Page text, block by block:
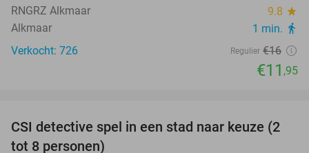
RNGRZ Alkmaar 9.8 star
Alkmaar 1 min. directions_walk
Verkocht: 726 Regulier €16
€11 ,95
80%
CSI detective spel in een stad naar keuze (2
tot 8 personen)